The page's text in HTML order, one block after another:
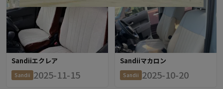
Sandiiエクレア
Sandii 2025-11-15
Sandiiマカロン
Sandii 2025-10-20